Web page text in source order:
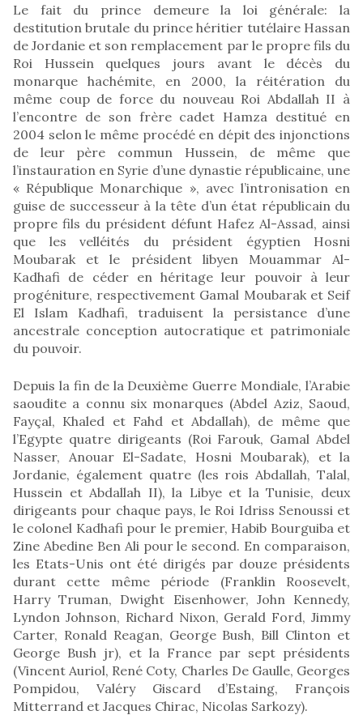
Le fait du prince demeure la loi générale: la
destitution brutale du prince héritier tutélaire Hassan
de Jordanie et son remplacement par le propre fils du
Roi Hussein quelques jours avant le décès du
monarque hachémite, en 2000, la réitération du
même coup de force du nouveau Roi Abdallah II à
l’encontre de son frère cadet Hamza destitué en
2004 selon le même procédé en dépit des injonctions
de leur père commun Hussein, de même que
l’instauration en Syrie d’une dynastie républicaine, une
« République Monarchique », avec l’intronisation en
guise de successeur à la tête d’un état républicain du
propre fils du président défunt Hafez Al-Assad, ainsi
que les velléités du président égyptien Hosni
Moubarak et le président libyen Mouammar Al-
Kadhafi de céder en héritage leur pouvoir à leur
progéniture, respectivement Gamal Moubarak et Seif
El Islam Kadhafi, traduisent la persistance d’une
ancestrale conception autocratique et patrimoniale
du pouvoir.
Depuis la fin de la Deuxième Guerre Mondiale, l’Arabie
saoudite a connu six monarques (Abdel Aziz, Saoud,
Fayçal, Khaled et Fahd et Abdallah), de même que
l’Egypte quatre dirigeants (Roi Farouk, Gamal Abdel
Nasser, Anouar El-Sadate, Hosni Moubarak), et la
Jordanie, également quatre (les rois Abdallah, Talal,
Hussein et Abdallah II), la Libye et la Tunisie, deux
dirigeants pour chaque pays, le Roi Idriss Senoussi et
le colonel Kadhafi pour le premier, Habib Bourguiba et
Zine Abedine Ben Ali pour le second. En comparaison,
les Etats-Unis ont été dirigés par douze présidents
durant cette même période (Franklin Roosevelt,
Harry Truman, Dwight Eisenhower, John Kennedy,
Lyndon Johnson, Richard Nixon, Gerald Ford, Jimmy
Carter, Ronald Reagan, George Bush, Bill Clinton et
George Bush jr), et la France par sept présidents
(Vincent Auriol, René Coty, Charles De Gaulle, Georges
Pompidou, Valéry Giscard d’Estaing, François
Mitterrand et Jacques Chirac, Nicolas Sarkozy).